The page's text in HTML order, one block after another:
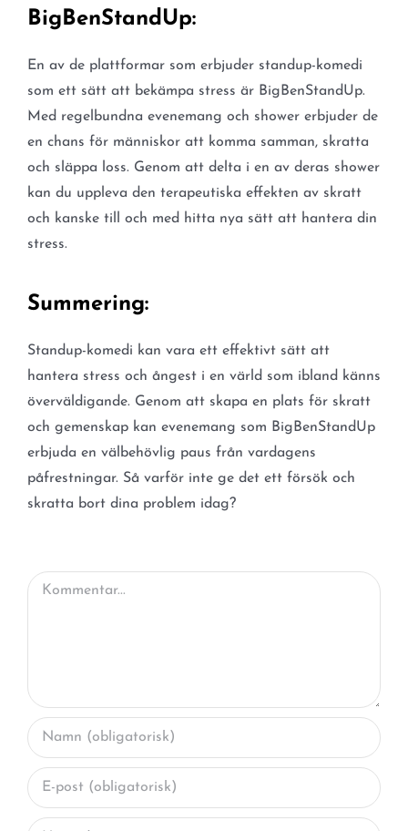
BigBenStandUp:
En av de plattformar som erbjuder standup-komedi
som ett sätt att bekämpa stress är BigBenStandUp.
Med regelbundna evenemang och shower erbjuder de
en chans för människor att komma samman, skratta
och släppa loss. Genom att delta i en av deras shower
kan du uppleva den terapeutiska effekten av skratt
och kanske till och med hitta nya sätt att hantera din
stress.
Summering:
Standup-komedi kan vara ett effektivt sätt att
hantera stress och ångest i en värld som ibland känns
överväldigande. Genom att skapa en plats för skratt
och gemenskap kan evenemang som BigBenStandUp
erbjuda en välbehövlig paus från vardagens
påfrestningar. Så varför inte ge det ett försök och
skratta bort dina problem idag?
Kommentar